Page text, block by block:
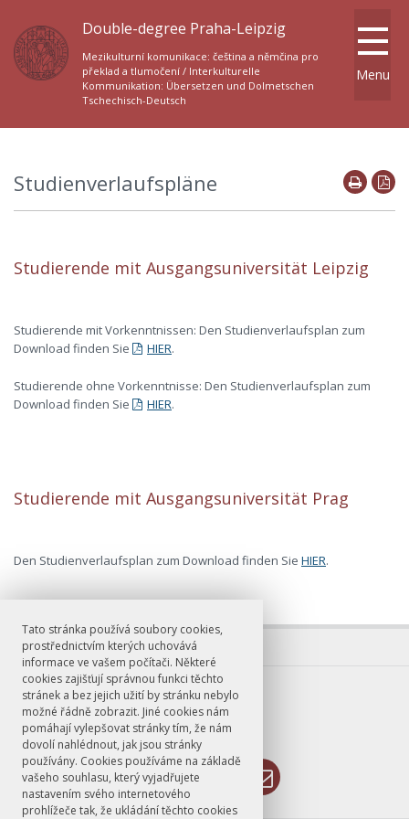
Tato stránka používá soubory cookies,
prostřednictvím kterých uchovává
informace ve vašem počítači. Některé
cookies zajišťují správnou funkci těchto
stránek a bez jejich užití by stránku nebylo
možné řádně zobrazit. Jiné cookies nám
pomáhají vylepšovat stránky tím, že nám
dovolí nahlédnout, jak jsou stránky
používány. Cookies používáme na základě
vašeho souhlasu, který vyjadřujete
nastavením svého internetového
prohlížeče tak, že ukládání těchto cookies
Double-degree Praha-Leipzig
Mezikulturní komunikace: čeština a němčina pro
překlad a tlumočení / Interkulturelle
Kommunikation: Übersetzen und Dolmetschen
Tschechisch-Deutsch
Studienverlaufspläne
Studierende mit Ausgangsuniversität Leipzig
Studierende mit Vorkenntnissen: Den Studienverlaufsplan zum
Download finden Sie
HIER.
Studierende ohne Vorkenntnisse: Den Studienverlaufsplan zum
Download finden Sie
HIER.
Studierende mit Ausgangsuniversität Prag
Den Studienverlaufsplan zum Download finden Sie HIER.
Menu
E-mail
ddprahaleipzig@ff.cuni.cz